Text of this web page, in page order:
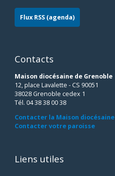
Flux RSS (agenda)
Contacts
Maison diocésaine de Grenoble
12, place Lavalette - CS 90051
38028 Grenoble cedex 1
Tél. 04 38 38 00 38
Contacter la Maison diocésaine
Contacter votre paroisse
Liens utiles